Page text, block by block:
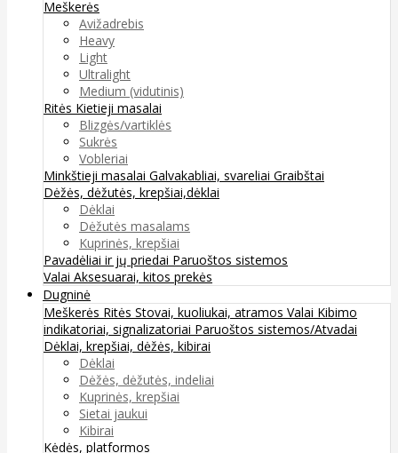
Meškerės
Avižadrebis
Heavy
Light
Ultralight
Medium (vidutinis)
Ritės Kietieji masalai
Blizgės/vartiklės
Sukrės
Vobleriai
Minkštieji masalai Galvakabliai, svareliai Graibštai
Dėžės, dėžutės, krepšiai,dėklai
Dėklai
Dėžutės masalams
Kuprinės, krepšiai
Pavadėliai ir jų priedai Paruoštos sistemos
Valai Aksesuarai, kitos prekės
Dugninė
Meškerės Ritės Stovai, kuoliukai, atramos Valai Kibimo
indikatoriai, signalizatoriai Paruoštos sistemos/Atvadai
Dėklai, krepšiai, dėžės, kibirai
Dėklai
Dėžės, dėžutės, indeliai
Kuprinės, krepšiai
Sietai jaukui
Kibirai
Kėdės, platformos